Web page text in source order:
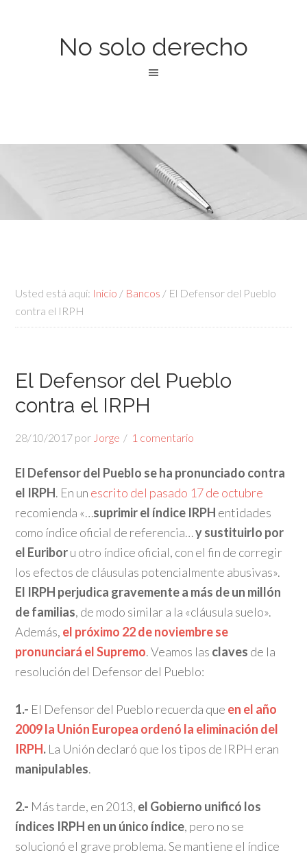
No solo derecho
Usted está aquí: Inicio / Bancos / El Defensor del Pueblo
contra el IRPH
El Defensor del Pueblo
contra el IRPH
28/10/2017 por Jorge 1 comentario
El Defensor del Pueblo se ha pronunciado contra
el IRPH. En un escrito del pasado 17 de octubre
recomienda «…suprimir el índice IRPH entidades
como índice oficial de referencia…y sustituirlo por
el Euriboru otro índice oficial, con el fin de corregir
los efectos de cláusulas potencialmente abusivas».
El IRPH perjudica gravemente a más de un millón
de familias, de modo similar a la «cláusula suelo».
Además, el próximo 22 de noviembre se
pronunciará el Supremo. Veamos las claves de la
resolución del Defensor del Pueblo:
1.- El Defensor del Pueblo recuerda que en el año
2009 la Unión Europea ordenó la eliminación del
IRPH. La Unión declaró que los tipos de IRPH eran
manipulables.
2.- Más tarde, en 2013, el Gobierno unificó los
índices IRPH en un único índice, pero no se
solucionó el grave problema. Se mantiene el índice